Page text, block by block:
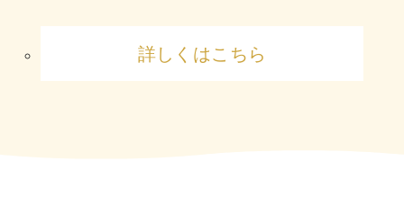
詳しくはこちら